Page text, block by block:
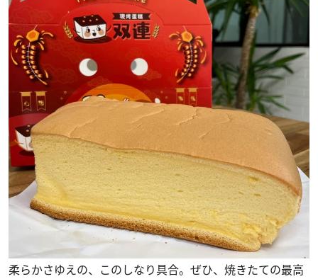
柔らかさゆえの、このしなり具合。ぜひ、焼きたての最高